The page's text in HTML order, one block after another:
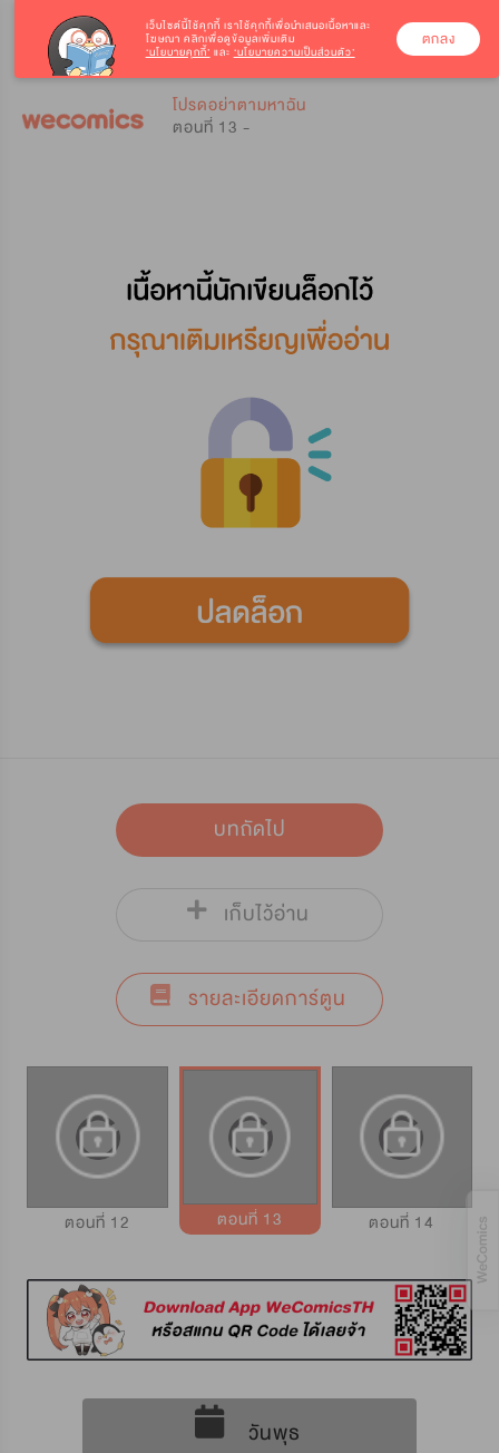
โปรดอย่าตามหาฉัน
ตอนที่ 13 -
บทถัดไป
เก็บไว้อ่าน
รายละเอียดการ์ตูน
ตอนที่ 12 ตอนที่ 13 ตอนที่ 14
วันพุธ
เว็บไซต์นี้ใช้คุกกี้ เราใช้คุกกี้เพื่อนำเสนอเนื้อหาและ
โฆษณา คลิกเพื่อดูข้อมูลเพิ่มเติม
‘นโยบายคุกกี้’ และ ‘นโยบายความเป็นส่วนตัว’
ตกลง